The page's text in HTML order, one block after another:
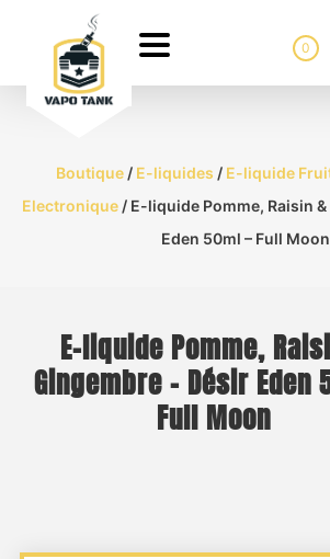
0
Boutique / E-liquides / E-liquide
Electronique / E-liquide Pomme, Raisin
Eden 50ml – Full Moon
E-liquide Pomme,
Gingembre – Désir Eden
Full Moon